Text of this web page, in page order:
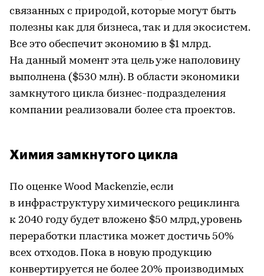
связанных с природой, которые могут быть
полезны как для бизнеса, так и для экосистем.
Все это обеспечит экономию в $1 млрд.
На данный момент эта цель уже наполовину
выполнена ($530 млн). В области экономики
замкнутого цикла бизнес-подразделения
компании реализовали более ста проектов.
Химия замкнутого цикла
По оценке Wood Mackenzie, если
в инфраструктуру химического рециклинга
к 2040 году будет вложено $50 млрд, уровень
переработки пластика может достичь 50%
всех отходов. Пока в новую продукцию
конвертируется не более 20% производимых